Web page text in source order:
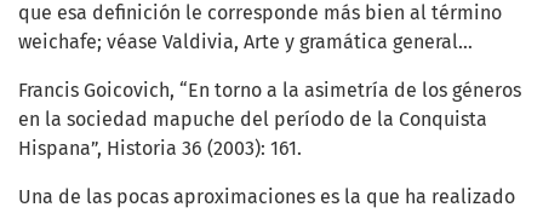
que esa definición le corresponde más bien al término
weichafe; véase Valdivia, Arte y gramática general…
Francis Goicovich, “En torno a la asimetría de los géneros
en la sociedad mapuche del período de la Conquista
Hispana”, Historia 36 (2003): 161.
Una de las pocas aproximaciones es la que ha realizado